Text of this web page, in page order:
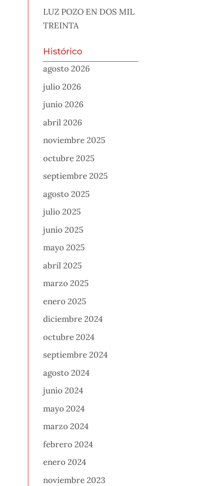
LUZ POZO EN DOS MIL
TREINTA
Histórico
agosto 2026
julio 2026
junio 2026
abril 2026
noviembre 2025
octubre 2025
septiembre 2025
agosto 2025
julio 2025
junio 2025
mayo 2025
abril 2025
marzo 2025
enero 2025
diciembre 2024
octubre 2024
septiembre 2024
agosto 2024
junio 2024
mayo 2024
marzo 2024
febrero 2024
enero 2024
noviembre 2023